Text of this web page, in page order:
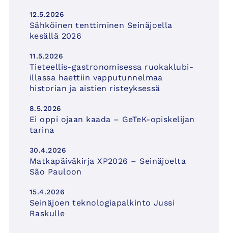
12.5.2026
Sähköinen tenttiminen Seinäjoella
kesällä 2026
11.5.2026
Tieteellis-gastronomisessa ruokaklubi-
illassa haettiin vapputunnelmaa
historian ja aistien risteyksessä
8.5.2026
Ei oppi ojaan kaada – GeTeK-opiskelijan
tarina
30.4.2026
Matkapäiväkirja XP2026 – Seinäjoelta
São Pauloon
15.4.2026
Seinäjoen teknologiapalkinto Jussi
Raskulle